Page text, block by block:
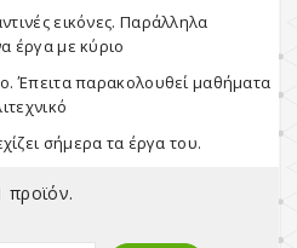
εικόνες. Παράλληλα
έργα με κύριο
Έπειτα παρακολουθεί μαθήματα
σήμερα τα έργα του.
προϊόν.